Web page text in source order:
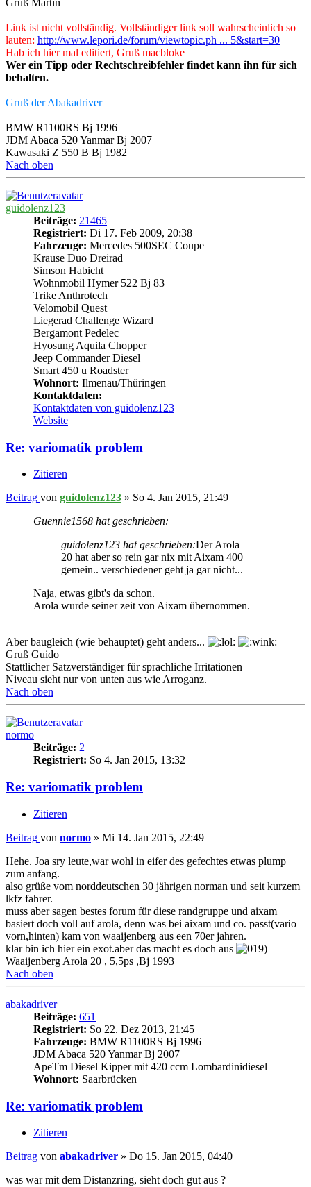
Gruß Martin
Link ist nicht vollständig. Vollständiger link soll wahrscheinlich so
lauten: http://www.lepori.de/forum/viewtopic.ph ... 5&start=30
Hab ich hier mal editiert, Gruß macbloke
Wer ein Tipp oder Rechtschreibfehler findet kann ihn für sich
behalten.
Gruß der Abakadriver
BMW R1100RS Bj 1996
JDM Abaca 520 Yanmar Bj 2007
Kawasaki Z 550 B Bj 1982
Nach oben
guidolenz123
Beiträge: 21465
Registriert: Di 17. Feb 2009, 20:38
Fahrzeuge: Mercedes 500SEC Coupe
Krause Duo Dreirad
Simson Habicht
Wohnmobil Hymer 522 Bj 83
Trike Anthrotech
Velomobil Quest
Liegerad Challenge Wizard
Bergamont Pedelec
Hyosung Aquila Chopper
Jeep Commander Diesel
Smart 450 u Roadster
Wohnort: Ilmenau/Thüringen
Kontaktdaten:
Kontaktdaten von guidolenz123
Website
Re: variomatik problem
Zitieren
Beitrag von guidolenz123 » So 4. Jan 2015, 21:49
Guennie1568 hat geschrieben:
guidolenz123 hat geschrieben:Der Arola
20 hat aber so rein gar nix mit Aixam 400
gemein.. verschiedener geht ja gar nicht...
Naja, etwas gibt's da schon.
Arola wurde seiner zeit von Aixam übernommen.
Aber baugleich (wie behauptet) geht anders...
Gruß Guido
Stattlicher Satzverständiger für sprachliche Irritationen
Niveau sieht nur von unten aus wie Arroganz.
Nach oben
normo
Beiträge: 2
Registriert: So 4. Jan 2015, 13:32
Re: variomatik problem
Zitieren
Beitrag von normo » Mi 14. Jan 2015, 22:49
Hehe. Joa sry leute,war wohl in eifer des gefechtes etwas plump
zum anfang.
also grüße vom norddeutschen 30 jährigen norman und seit kurzem
lkfz fahrer.
muss aber sagen bestes forum für diese randgruppe und aixam
basiert doch voll auf arola, denn was bei aixam und co. passt(vario
vorn,hinten) kam von waaijenberg aus een 70er jahren.
klar bin ich hier ein exot.aber das macht es doch aus
Waaijenberg Arola 20 , 5,5ps ,Bj 1993
Nach oben
abakadriver
Beiträge: 651
Registriert: So 22. Dez 2013, 21:45
Fahrzeuge: BMW R1100RS Bj 1996
JDM Abaca 520 Yanmar Bj 2007
ApeTm Diesel Kipper mit 420 ccm Lombardinidiesel
Wohnort: Saarbrücken
Re: variomatik problem
Zitieren
Beitrag von abakadriver » Do 15. Jan 2015, 04:40
was war mit dem Distanzring, sieht doch gut aus ?